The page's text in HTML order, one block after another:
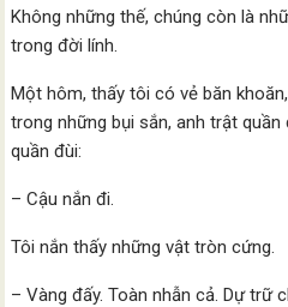
Không những thế, chúng còn là
trong đời lính.
Một hôm, thấy tôi có vẻ băn
trong những bụi sắn, anh trật
quần đùi:
– Cậu nắn đi.
Tôi nắn thấy những vật tròn cứng.
– Vàng đấy. Toàn nhẫn cả. Dự trữ